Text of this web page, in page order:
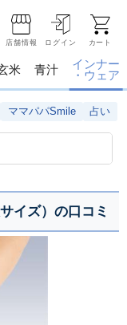
店舗情報 ログイン カート
米 青汁
インナー
・ウェア
ママパパSmile 占い
イズ）の口コミ